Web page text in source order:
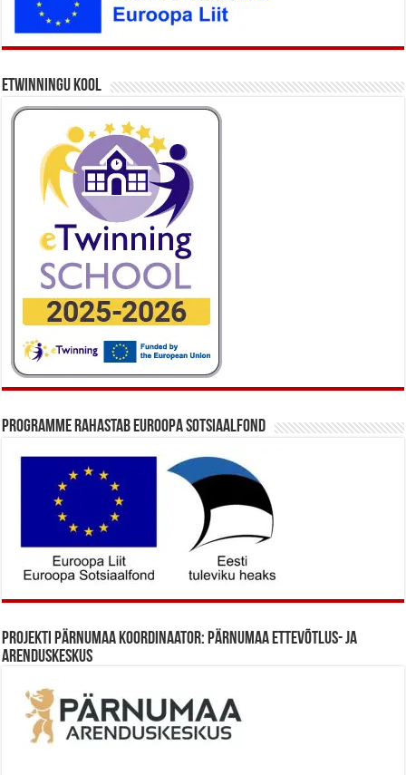
eTwinningu kool
Programme rahastab Euroopa Sotsiaalfond
Projekti Pärnumaa koordinaator: Pärnumaa Ettevõtlus- ja
Arenduskeskus